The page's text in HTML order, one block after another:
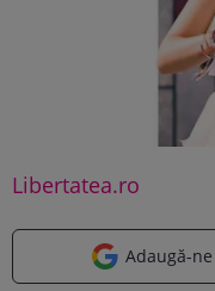
Libertatea.ro
Adaugă-